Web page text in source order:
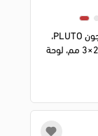
بادة ماوس ريدراجون PLUTO،
مقاس 330×260×3 مم، لوحة